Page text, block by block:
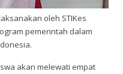
oleh STIKes
pemerintah dalam
akan melewati empat